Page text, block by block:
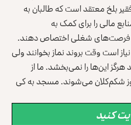
بلخ معتقد است که طالبان به
مالی را برای کمک به
فرصت‌های شغلی اختصاص دهند.
است وقت بروند نماز بخوانند ولی
این‌ها را نمی‌بخشد. ما از
شکم‌کلان می‌شوند. مسجد به کی
کنید